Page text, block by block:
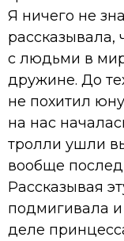
Я ничего не
с людьми в
дружине. До
не похитил
на нас
тролли ушли
вообще
Рассказывая
подмигивала
деле